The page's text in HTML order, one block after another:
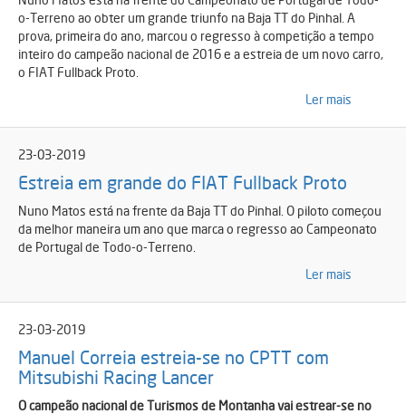
o-Terreno ao obter um grande triunfo na Baja TT do Pinhal. A
prova, primeira do ano, marcou o regresso à competição a tempo
inteiro do campeão nacional de 2016 e a estreia de um novo carro,
o FIAT Fullback Proto.
Ler mais
23-03-2019
Estreia em grande do FIAT Fullback Proto
Nuno Matos está na frente da Baja TT do Pinhal. O piloto começou
da melhor maneira um ano que marca o regresso ao Campeonato
de Portugal de Todo-o-Terreno.
Ler mais
23-03-2019
Manuel Correia estreia-se no CPTT com
Mitsubishi Racing Lancer
O campeão nacional de Turismos de Montanha vai estrear-se no